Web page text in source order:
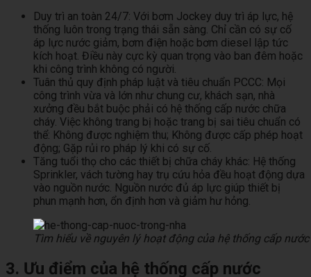
Duy trì an toàn 24/7: Với bơm Jockey duy trì áp lực, hệ
thống luôn trong trạng thái sẵn sàng. Chỉ cần có sự cố
áp lực nước giảm, bơm điện hoặc bơm diesel lập tức
kích hoạt. Điều này cực kỳ quan trọng vào ban đêm hoặc
khi công trình không có người.
Tuân thủ quy định pháp luật và tiêu chuẩn PCCC: Mọi
công trình vừa và lớn như chung cư, khách sạn, nhà
xưởng đều bắt buộc phải có hệ thống cấp nước chữa
cháy. Việc không trang bị hoặc trang bị sai tiêu chuẩn có
thể: Không được nghiệm thu; Không được cấp phép hoạt
động; Gặp rủi ro pháp lý khi có sự cố.
Tăng tuổi thọ cho các thiết bị chữa cháy khác: Hệ thống
Sprinkler, vách tường hay trụ cứu hỏa đều hoạt động dựa
vào nguồn nước. Nguồn nước đủ áp lực giúp thiết bị
phun mạnh hơn, ổn định hơn và giảm hư hỏng.
Tìm hiểu về nguyên lý hoạt động của hệ thống cấp
3. Ưu điểm của hệ thống cấp nước